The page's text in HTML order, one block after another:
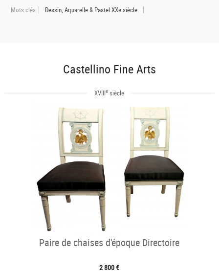
Mots clés Dessin, Aquarelle & Pastel XXe siècle
Castellino Fine Arts
XVIIIe siècle
Paire de chaises d'époque Directoire
2 800 €